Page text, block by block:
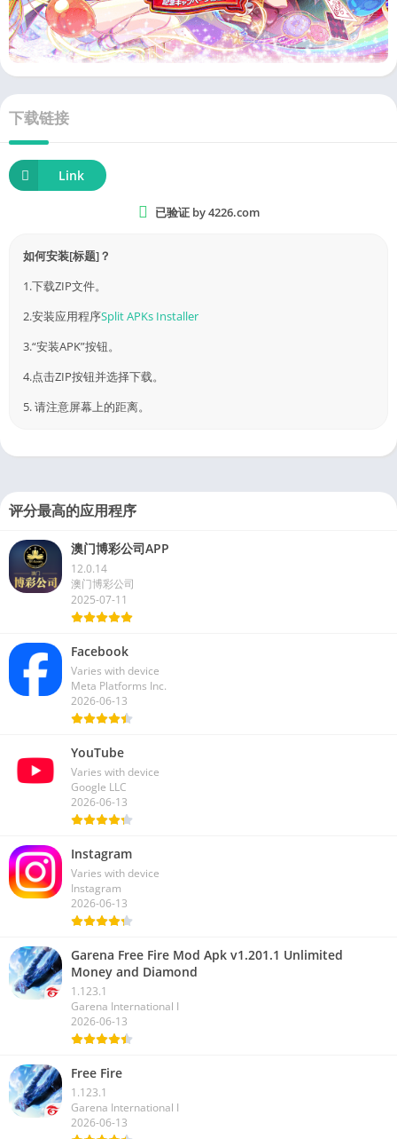
下载链接
Link
已验证 by 4226.com
如何安装[标题]？
1.下载ZIP文件。
2.安装应用程序Split APKs Installer
3.“安装APK”按钮。
4.点击ZIP按钮并选择下载。
5. 请注意屏幕上的距离。
评分最高的应用程序
澳门博彩公司APP
12.0.14
澳门博彩公司
2025-07-11
Facebook
Varies with device
Meta Platforms Inc.
2026-06-13
YouTube
Varies with device
Google LLC
2026-06-13
Instagram
Varies with device
Instagram
2026-06-13
Garena Free Fire Mod Apk v1.201.1 Unlimited
Money and Diamond
1.123.1
Garena International I
2026-06-13
Free Fire
1.123.1
Garena International I
2026-06-13